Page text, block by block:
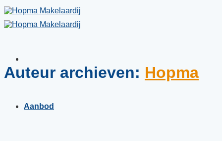
Skip
to
content
Aanbod
Auteur archieven: Hopma